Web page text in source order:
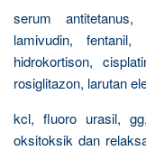
serum antitetanus,
lamivudin, fentanil,
hidrokortison,
rosiglitazon, larutan
kcl, fluoro urasil,
oksitoksik dan